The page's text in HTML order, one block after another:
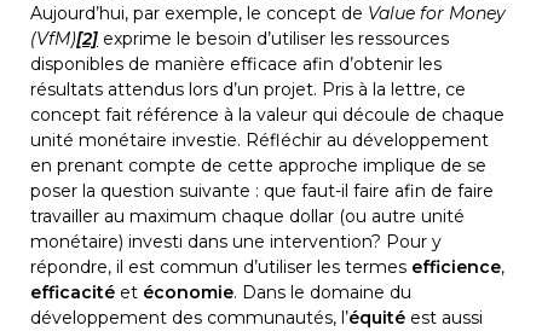
Aujourd’hui, par exemple, le concept de Value for Money
(VfM)[2] exprime le besoin d’utiliser les ressources
disponibles de manière efficace afin d’obtenir les
résultats attendus lors d’un projet. Pris à la lettre, ce
concept fait référence à la valeur qui découle de chaque
unité monétaire investie. Réfléchir au développement
en prenant compte de cette approche implique de se
poser la question suivante : que faut-il faire afin de faire
travailler au maximum chaque dollar (ou autre unité
monétaire) investi dans une intervention? Pour y
répondre, il est commun d’utiliser les termes efficience,
efficacité et économie. Dans le domaine du
développement des communautés, l’équité est aussi